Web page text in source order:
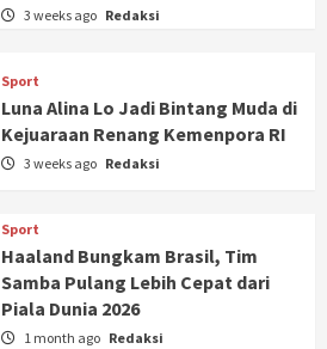
3 weeks ago Redaksi
Sport
Luna Alina Lo Jadi Bintang Muda di
Kejuaraan Renang Kemenpora RI
3 weeks ago Redaksi
Sport
Haaland Bungkam Brasil, Tim
Samba Pulang Lebih Cepat dari
Piala Dunia 2026
1 month ago Redaksi